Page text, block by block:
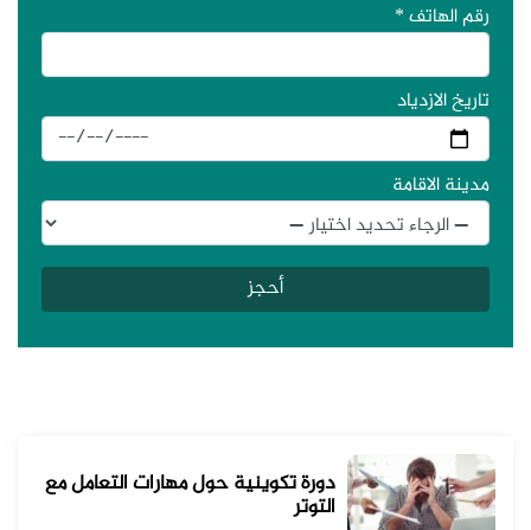
رقم الهاتف *
تاريخ الازدياد
مدينة الاقامة
دورة تكوينية حول مهارات التعامل مع
التوتر